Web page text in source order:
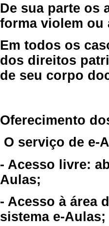
De sua parte os
forma violem ou
Em todos os
dos direitos
de seu corpo
Oferecimento
O serviço de e-
- Acesso livre:
Aulas;
- Acesso à área
sistema e-Aulas;